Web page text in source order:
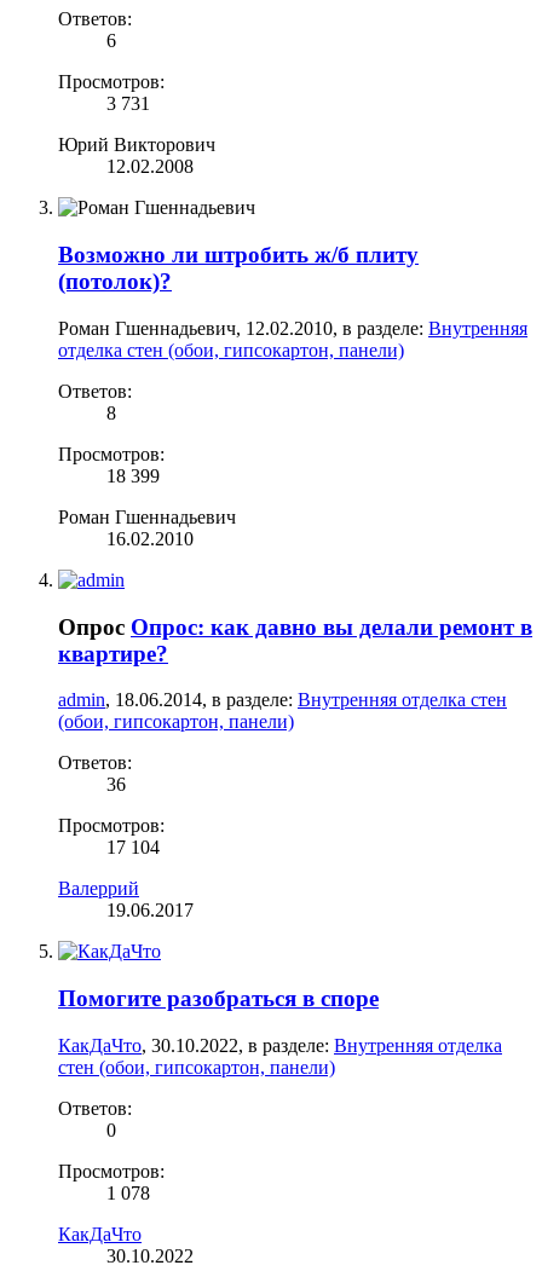
Ответов:
6
Просмотров:
3 731
Юрий Викторович
12.02.2008
Возможно ли штробить ж/б плиту
(потолок)?
Роман Гшеннадьевич, 12.02.2010, в разделе: Внутренняя
отделка стен (обои, гипсокартон, панели)
Ответов:
8
Просмотров:
18 399
Роман Гшеннадьевич
16.02.2010
Опрос Опрос: как давно вы делали ремонт в
квартире?
admin, 18.06.2014, в разделе: Внутренняя отделка стен
(обои, гипсокартон, панели)
Ответов:
36
Просмотров:
17 104
Валеррий
19.06.2017
Помогите разобраться в споре
КакДаЧто, 30.10.2022, в разделе: Внутренняя отделка
стен (обои, гипсокартон, панели)
Ответов:
0
Просмотров:
1 078
КакДаЧто
30.10.2022